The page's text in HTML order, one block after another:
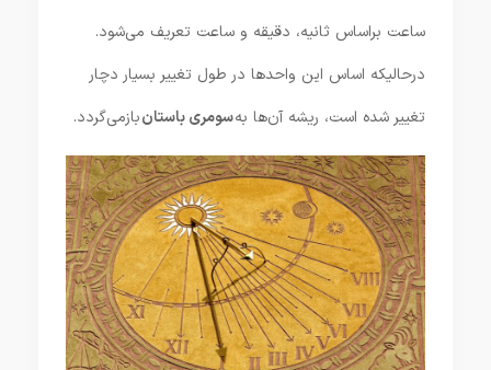
ساعت براساس ثانیه، دقیقه و ساعت تعریف می‌شود.
درحالیکه اساس این واحدها در طول تغییر بسیار دچار
تغییر شده است، ریشه آن‌ها بهسومری باستانبازمی‌گردد.